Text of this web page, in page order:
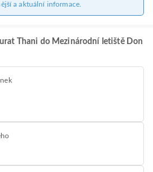
a aktuální informace.
Thani do Mezinárodní letiště Don